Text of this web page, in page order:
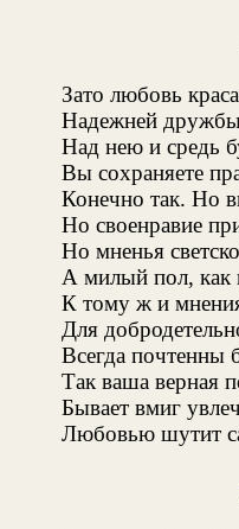
Зато любовь
Надежней дружбы
Над нею и средь
Вы сохраняете
Конечно так. Но
Но своенравие
Но мненья
А милый пол, как
К тому ж и
Для
Всегда почтенны
Так ваша верная
Бывает вмиг
Любовью шутит